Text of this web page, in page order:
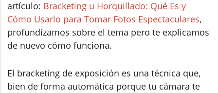
artículo: Bracketing u Horquillado: Qué Es y
Cómo Usarlo para Tomar Fotos Espectaculares,
profundizamos sobre el tema pero te explicamos
de nuevo cómo funciona.
El bracketing de exposición es una técnica que,
bien de forma automática porque tu cámara te